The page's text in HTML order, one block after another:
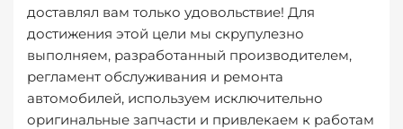
доставлял вам только удовольствие! Для
достижения этой цели мы скрупулезно
выполняем, разработанный производителем,
регламент обслуживания и ремонта
автомобилей, используем исключительно
оригинальные запчасти и привлекаем к работам